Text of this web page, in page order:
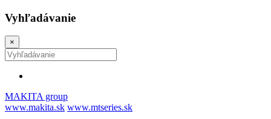
Vyhľadávanie
×
MAKITA group
www.makita.sk www.mtseries.sk